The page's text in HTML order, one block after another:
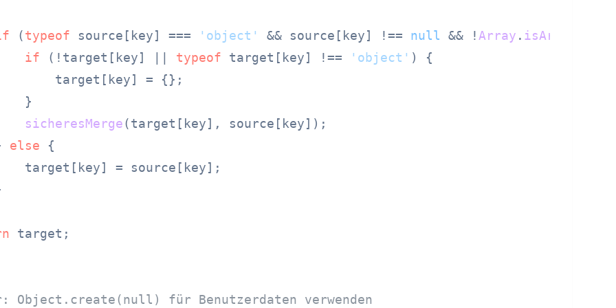
(typeof source[key] === 'object' && source[key] !== null && ! Array . isArray
if (!target[key] || typeof target[key] !== 'object' ) {
target[key] = {};
}
sicheresMerge(target[key], source[key]);
else {
target[key] = source[key];
target;
Object.create(null) für Benutzerdaten verwenden